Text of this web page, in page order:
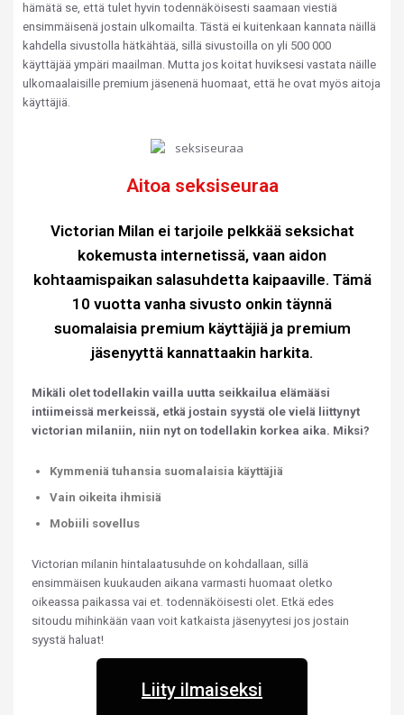
hämätä se, että tulet hyvin todennäköisesti saamaan viestiä
ensimmäisenä jostain ulkomailta. Tästä ei kuitenkaan kannata näillä
kahdella sivustolla hätkähtää, sillä sivustoilla on yli 500 000
käyttäjää ympäri maailman. Mutta jos koitat huviksesi vastata näille
ulkomaalaisille premium jäsenenä huomaat, että he ovat myös aitoja
käyttäjiä.
Aitoa seksiseuraa
Victorian Milan ei tarjoile pelkkää seksichat
kokemusta internetissä, vaan aidon
kohtaamispaikan salasuhdetta kaipaaville. Tämä
10 vuotta vanha sivusto onkin täynnä
suomalaisia premium käyttäjiä ja premium
jäsenyyttä kannattaakin harkita.
Mikäli olet todellakin vailla uutta seikkailua elämääsi
intiimeissä merkeissä, etkä jostain syystä ole vielä liittynyt
victorian milaniin, niin nyt on todellakin korkea aika. Miksi?
Kymmeniä tuhansia suomalaisia käyttäjiä
Vain oikeita ihmisiä
Mobiili sovellus
Victorian milanin hintalaatusuhde on kohdallaan, sillä
ensimmäisen kuukauden aikana varmasti huomaat oletko
oikeassa paikassa vai et. todennäköisesti olet. Etkä edes
sitoudu mihinkään vaan voit katkaista jäsenyytesi jos jostain
syystä haluat!
Liity ilmaiseksi